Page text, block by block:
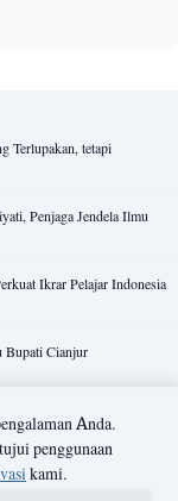
Terlupakan, tetapi
Penjaga Jendela Ilmu
Ikrar Pelajar Indonesia
Bupati Cianjur
1 Mande 2026, Siswa
Anda.
penggunaan
kami.